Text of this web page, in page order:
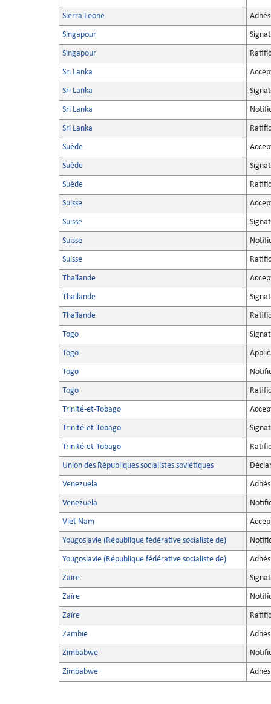
Sierra Leone
Singapour
Singapour
Sri Lanka
Sri Lanka
Sri Lanka
Sri Lanka
Suède
Suède
Suède
Suisse
Suisse
Suisse
Suisse
Thaïlande
Thaïlande
Thaïlande
Togo
Togo
Togo
Togo
Trinité-et-Tobago
Trinité-et-Tobago
Trinité-et-Tobago
Union des Républiques socialistes soviétiques
Venezuela
Venezuela
Viet Nam
Yougoslavie (République fédérative socialiste de)
Yougoslavie (République fédérative socialiste de)
Zaïre
Zaïre
Zaïre
Zambie
Zimbabwe
Zimbabwe